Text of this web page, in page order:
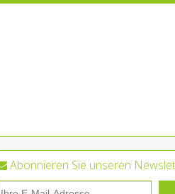
Abonnieren Sie unseren